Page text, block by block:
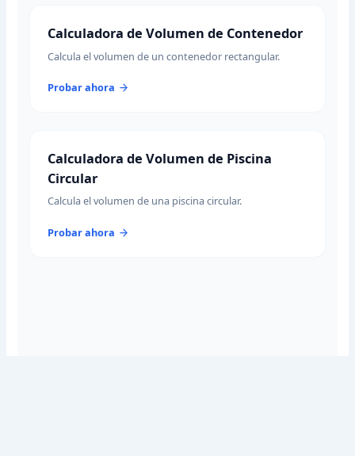
Calculadora de Volumen de Contenedor
Calcula el volumen de un contenedor rectangular.
Probar ahora
Calculadora de Volumen de Piscina
Circular
Calcula el volumen de una piscina circular.
Probar ahora